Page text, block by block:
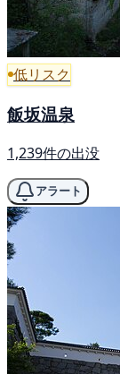
低リスク
飯坂温泉
1,239件の出没
アラート